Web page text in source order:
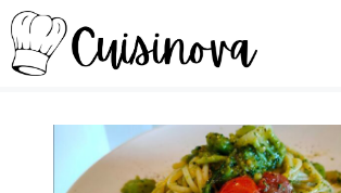
Vai
al
contenuto